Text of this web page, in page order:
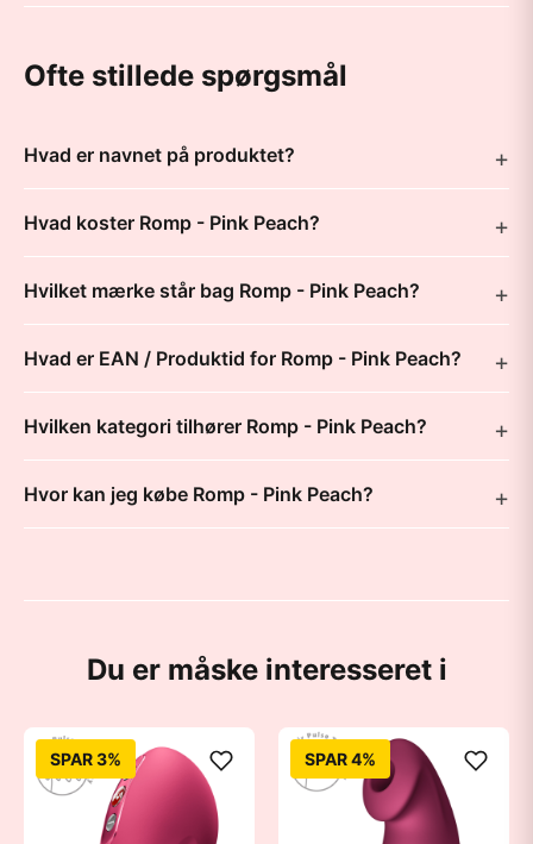
Ofte stillede spørgsmål
Hvad er navnet på produktet?
Hvad koster Romp - Pink Peach?
Hvilket mærke står bag Romp - Pink Peach?
Hvad er EAN / Produktid for Romp - Pink Peach?
Hvilken kategori tilhører Romp - Pink Peach?
Hvor kan jeg købe Romp - Pink Peach?
Du er måske interesseret i
SPAR 3% SPAR 4%